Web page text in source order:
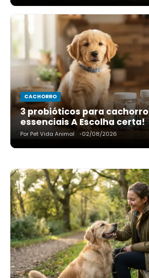
CACHORRO
3 probióticos para
essenciais A Escolha certa!
Por Pet Vida Animal 02/08/2026